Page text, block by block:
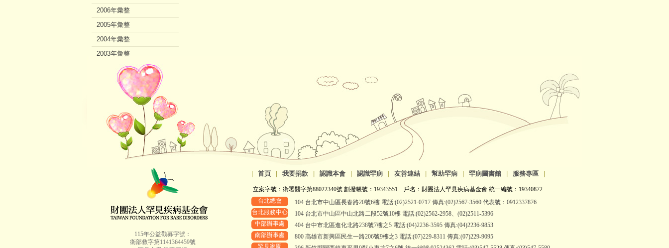
2006年彙整
2005年彙整
2004年彙整
2003年彙整
2002年彙整
115年公益勸募字號：
衛部救字第1141364459號
首頁 我要捐款 認識本會 認識罕病 友善連結 幫助罕病 罕病圖書館 服務專區
立案字號：衛署醫字第88022340號 劃撥帳號：19343551 戶名：財團法人罕見疾病基金會 統一編號：19340872
台北總會
104 台北市中山區長春路20號6樓 電話:(02)2521-0717 傳真:(02)2567-3560 代表號：0912337876
台北服務中心
104 台北市中山區中山北路二段52號10樓 電話:(02)2562-2958、(02)2511-5396
中部辦事處
404 台中市北區進化北路238號7樓之5 電話:(04)2236-3595 傳真:(04)2236-9853
南部辦事處
800 高雄市新興區民生一路206號9樓之3 電話:(07)229-8311 傳真:(07)229-9095
罕見家園